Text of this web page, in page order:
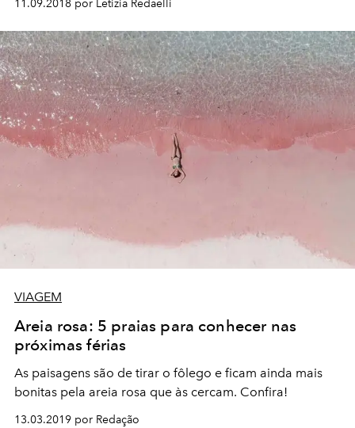
11.09.2018 por Letizia Redaelli
VIAGEM
Areia rosa: 5 praias para conhecer nas
próximas férias
As paisagens são de tirar o fôlego e ficam ainda mais
bonitas pela areia rosa que às cercam. Confira!
13.03.2019 por Redação